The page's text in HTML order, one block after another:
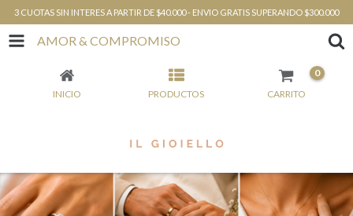
3 CUOTAS SIN INTERES A PARTIR DE $40.000 - ENVIO GRATIS SUPERANDO $300.000
AMOR & COMPROMISO
INICIO PRODUCTOS CARRITO
0